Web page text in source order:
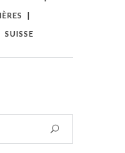
SUISSE